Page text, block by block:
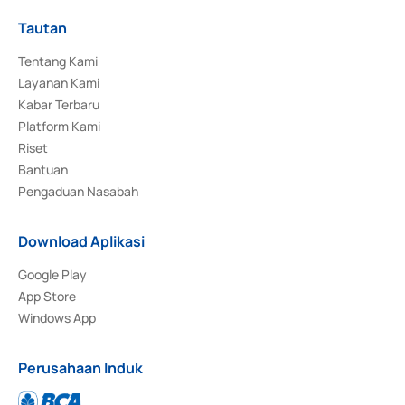
Tautan
Tentang Kami
Layanan Kami
Kabar Terbaru
Platform Kami
Riset
Bantuan
Pengaduan Nasabah
Download Aplikasi
Google Play
App Store
Windows App
Perusahaan Induk